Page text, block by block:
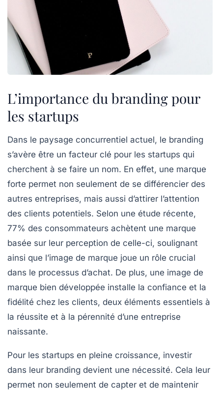
L’importance du branding pour
les startups
Dans le paysage concurrentiel actuel, le branding
s’avère être un facteur clé pour les startups qui
cherchent à se faire un nom. En effet, une marque
forte permet non seulement de se différencier des
autres entreprises, mais aussi d’attirer l’attention
des clients potentiels. Selon une étude récente,
77% des consommateurs achètent une marque
basée sur leur perception de celle-ci, soulignant
ainsi que l’image de marque joue un rôle crucial
dans le processus d’achat. De plus, une image de
marque bien développée installe la confiance et la
fidélité chez les clients, deux éléments essentiels à
la réussite et à la pérennité d’une entreprise
naissante.
Pour les startups en pleine croissance, investir
dans leur branding devient une nécessité. Cela leur
permet non seulement de capter et de maintenir